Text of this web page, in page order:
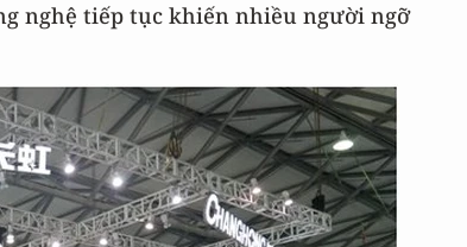
nghệ tiếp tục khiến nhiều người ngỡ